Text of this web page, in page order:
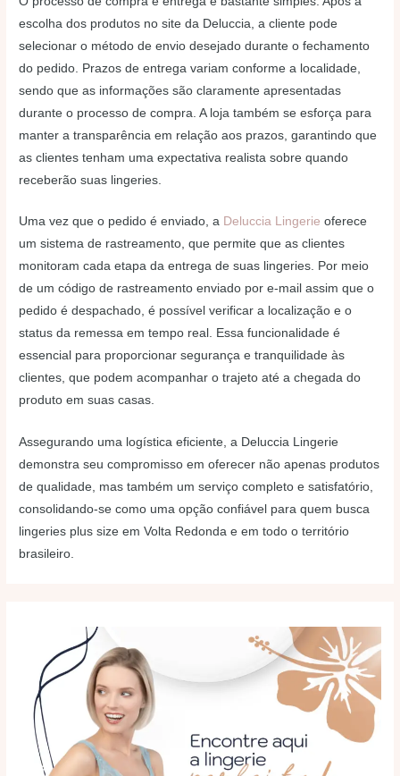
escolha dos produtos no site da Deluccia, a cliente pode
selecionar o método de envio desejado durante o fechamento
do pedido. Prazos de entrega variam conforme a localidade,
sendo que as informações são claramente apresentadas
durante o processo de compra. A loja também se esforça para
manter a transparência em relação aos prazos, garantindo que
as clientes tenham uma expectativa realista sobre quando
receberão suas lingeries.
Uma vez que o pedido é enviado, a Deluccia Lingerie oferece
um sistema de rastreamento, que permite que as clientes
monitoram cada etapa da entrega de suas lingeries. Por meio
de um código de rastreamento enviado por e-mail assim que o
pedido é despachado, é possível verificar a localização e o
status da remessa em tempo real. Essa funcionalidade é
essencial para proporcionar segurança e tranquilidade às
clientes, que podem acompanhar o trajeto até a chegada do
produto em suas casas.
Assegurando uma logística eficiente, a Deluccia Lingerie
demonstra seu compromisso em oferecer não apenas produtos
de qualidade, mas também um serviço completo e satisfatório,
consolidando-se como uma opção confiável para quem busca
lingeries plus size em Volta Redonda e em todo o território
brasileiro.